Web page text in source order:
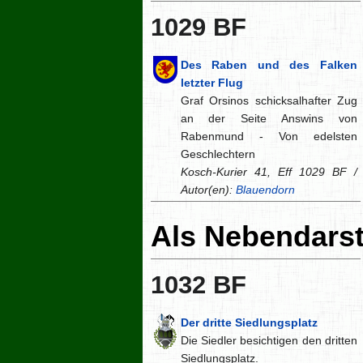
1029 BF
Des Raben und des Falken
letzter Flug
Graf Orsinos schicksalhafter Zug
an der Seite Answins von
Rabenmund - Von edelsten
Geschlechtern
Kosch-Kurier 41, Eff 1029 BF /
Autor(en): Blauendorn
Als
1032 BF
Der dritte Siedlungsplatz
Die Siedler besichtigen den dritten
Siedlungsplatz.